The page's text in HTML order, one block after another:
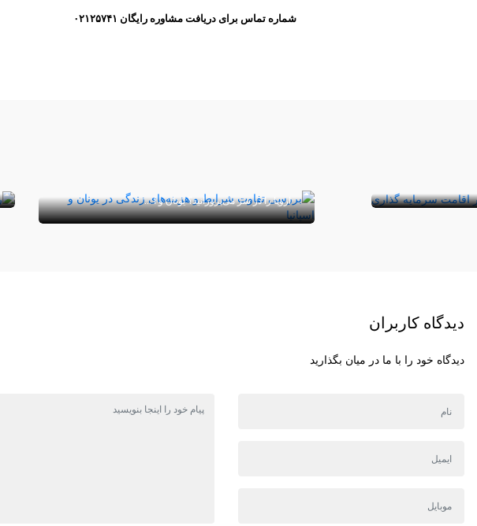
شماره تماس برای دریافت مشاوره رایگان ۰۲۱۲۵۷۴۱
اروپا را در سر می‌پرورانید؟ یونان و ا ...
دیدگاه کاربران
دیدگاه خود را با ما در میان بگذارید